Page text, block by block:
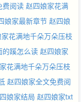
费阅读 赵四娘家花满
娘家最新章节 赵四娘
花满地千朵万朵压枝
的蹊怎么读 赵四娘家
花满地千朵万朵压枝
赵四娘家全文免费阅
娘家结局 赵四娘家txt